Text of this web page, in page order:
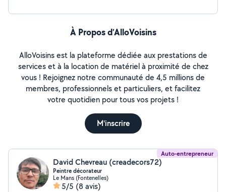
À Propos d’AlloVoisins
AlloVoisins est la plateforme dédiée aux prestations de
services et à la location de matériel à proximité de chez
vous ! Rejoignez notre communauté de 4,5 millions de
membres, professionnels et particuliers, et facilitez
votre quotidien pour tous vos projets !
M'inscrire
Auto-entrepreneur
David Chevreau (creadecors72)
Peintre décorateur
Le Mans (Fontenelles)
5/5 (8 avis)